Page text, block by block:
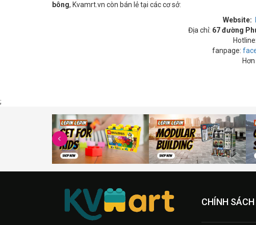
bông, Kvamrt.vn còn bán lẻ tại các cơ sở:
Website:
Địa chỉ: 67 đường
Hotline:
fanpage:
;
CHÍNH SÁCH